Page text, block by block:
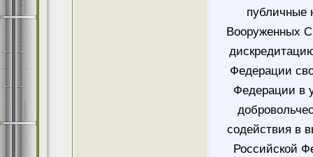
публичные
Вооруженных
Федерации
Федерации в
содействия в
Российской